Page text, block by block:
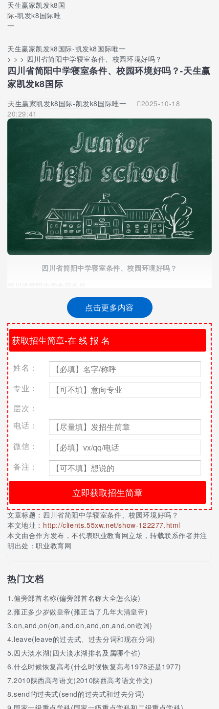
天生赢家凯发k8国
际-凯发k8国际唯
一
天生赢家凯发k8国际-凯发k8国际唯一
> > > 四川省简阳中学寝室条件、校园环境好吗？
四川省简阳中学寝室条件、校园环境好吗？-天生赢
家凯发k8国际
天生赢家凯发k8国际-凯发k8国际唯一
2025-10-18
20:29:41
四川省简阳中学寝室条件、校园环境好吗？
学生食堂有四层可以就餐，根据学生营养需求精心搭配膳食，品
种多样，营养丰富。寝室分四人间和八人间，每间寝室有独立的
卫生间和洗漱间。
四川省简阳中学弘德楼
四川省简阳中学弘德楼2
四川省简阳中学计算机教室
四川省简阳中学鸟瞰简中
四川省简阳中学跑道
四川省简阳中学启智楼
四川省简阳中学寝室环境
四川省简阳中学寝室文化
四川省简阳中学寝室洗漱用具
四川省简阳中学寝室鞋架
四川省简阳中学室内场馆
四川省简阳中学体育馆
四川省简阳中学体育馆速写
四川省简阳中学体育中心
四川省简阳中学体育中心鸟瞰图
四川省简阳中学体育中心远眺
四川省简阳中学图书馆藏书室
点击更多内容
姓名：
专业：
层次：
电话：
微信：
备注：
文章标题： 四川省简阳中学寝室条件、校园环境好吗？
本文地址： http://clients.55xw.net/show-122277.html
本文由合作方发布，不代表职业教育网立场，转载联系作者并注
明出处：职业教育网
热门文档
1.偏旁部首名称(偏旁部首名称大全怎么读)
2.雍正多少岁做皇帝(雍正当了几年大清皇帝)
3.on,and,on(on,and,on,and,on,and,on歌词)
4.leave(leave的过去式、过去分词和现在分词)
5.四大淡水湖(四大淡水湖排名及属哪个省)
6.什么时候恢复高考(什么时候恢复高考1978还是1977)
7.2010陕西高考语文(2010陕西高考语文作文)
8.send的过去式(send的过去式和过去分词)